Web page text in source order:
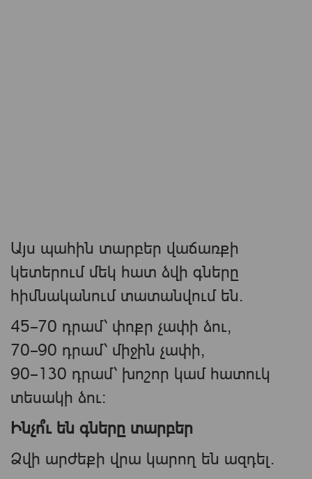
Այս պահին տարբեր վաճառքի
կետերում մեկ հատ ձվի գները
հիմնականում տատանվում են.
45–70 դրամ՝ փոքր չափի ձու,
70–90 դրամ՝ միջին չափի,
90–130 դրամ՝ խոշոր կամ հատուկ
տեսակի ձու։
Ինչո՞ւ են գները տարբեր
Ձվի արժեքի վրա կարող են ազդել.